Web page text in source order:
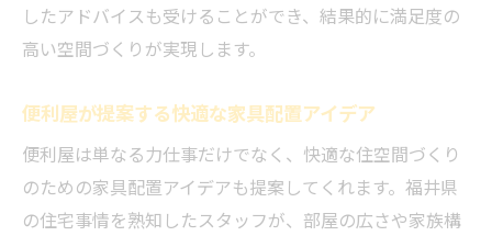
したアドバイスも受けることができ、結果的に満足度の
高い空間づくりが実現します。
便利屋が提案する快適な家具配置アイデア
便利屋は単なる力仕事だけでなく、快適な住空間づくり
のための家具配置アイデアも提案してくれます。福井県
の住宅事情を熟知したスタッフが、部屋の広さや家族構